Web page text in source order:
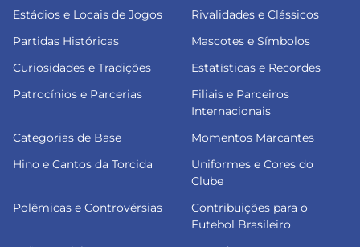
Estádios e Locais de Jogos
Rivalidades e Clássicos
Partidas Históricas
Mascotes e Símbolos
Curiosidades e Tradições
Estatísticas e Recordes
Patrocínios e Parcerias
Filiais e Parceiros
Internacionais
Categorias de Base
Momentos Marcantes
Hino e Cantos da Torcida
Uniformes e Cores do
Clube
Polêmicas e Controvérsias
Contribuições para o
Futebol Brasileiro